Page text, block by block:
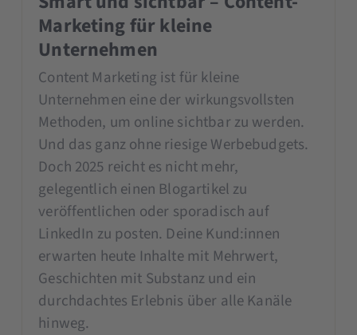
Marketing für kleine
Unternehmen
Content Marketing ist für kleine
Unternehmen eine der wirkungsvollsten
Methoden, um online sichtbar zu werden.
Und das ganz ohne riesige Werbebudgets.
Doch 2025 reicht es nicht mehr,
gelegentlich einen Blogartikel zu
veröffentlichen oder sporadisch auf
LinkedIn zu posten. Deine Kund:innen
erwarten heute Inhalte mit Mehrwert,
Geschichten mit Substanz und ein
durchdachtes Erlebnis über alle Kanäle
hinweg.